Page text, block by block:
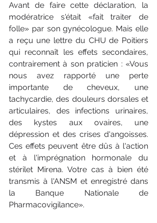
Avant de faire cette déclaration, la
modératrice s'était «fait traiter de
folle» par son gynécologue. Mais elle
a reçu une lettre du CHU de Poitiers
qui reconnaît les effets secondaires,
contrairement à son praticien : «Vous
nous avez rapporté une perte
importante de cheveux, une
tachycardie, des douleurs dorsales et
articulaires, des infections urinaires,
des kystes aux ovaires, une
dépression et des crises d'angoisses.
Ces effets peuvent être dûs à l'action
et à l'imprégnation hormonale du
stérilet Mirena. Votre cas à bien été
transmis à l'ANSM et enregistré dans
la Banque Nationale de
Pharmacovigilance».